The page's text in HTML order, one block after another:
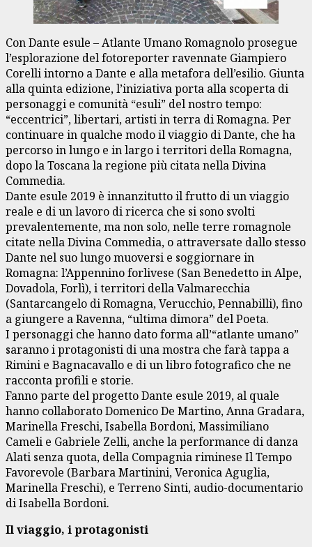
Con Dante esule – Atlante Umano Romagnolo prosegue
l’esplorazione del fotoreporter ravennate Giampiero
Corelli intorno a Dante e alla metafora dell’esilio. Giunta
alla quinta edizione, l’iniziativa porta alla scoperta di
personaggi e comunità “esuli” del nostro tempo:
“eccentrici”, libertari, artisti in terra di Romagna. Per
continuare in qualche modo il viaggio di Dante, che ha
percorso in lungo e in largo i territori della Romagna,
dopo la Toscana la regione più citata nella Divina
Commedia.
Dante esule 2019 è innanzitutto il frutto di un viaggio
reale e di un lavoro di ricerca che si sono svolti
prevalentemente, ma non solo, nelle terre romagnole
citate nella Divina Commedia, o attraversate dallo stesso
Dante nel suo lungo muoversi e soggiornare in
Romagna: l’Appennino forlivese (San Benedetto in Alpe,
Dovadola, Forlì), i territori della Valmarecchia
(Santarcangelo di Romagna, Verucchio, Pennabilli), fino
a giungere a Ravenna, “ultima dimora” del Poeta.
I personaggi che hanno dato forma all’“atlante umano”
saranno i protagonisti di una mostra che farà tappa a
Rimini e Bagnacavallo e di un libro fotografico che ne
racconta profili e storie.
Fanno parte del progetto Dante esule 2019, al quale
hanno collaborato Domenico De Martino, Anna Gradara,
Marinella Freschi, Isabella Bordoni, Massimiliano
Cameli e Gabriele Zelli, anche la performance di danza
Alati senza quota, della Compagnia riminese Il Tempo
Favorevole (Barbara Martinini, Veronica Aguglia,
Marinella Freschi), e Terreno Sinti, audio-documentario
di Isabella Bordoni.
Il viaggio, i protagonisti